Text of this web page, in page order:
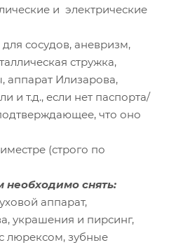
и электрические
сосудов, аневризм,
стружка,
аппарат Илизарова,
и т.д., если нет паспорта/
что оно
(строго по
снять:
аппарат,
украшения и пирсинг,
люрексом, зубные